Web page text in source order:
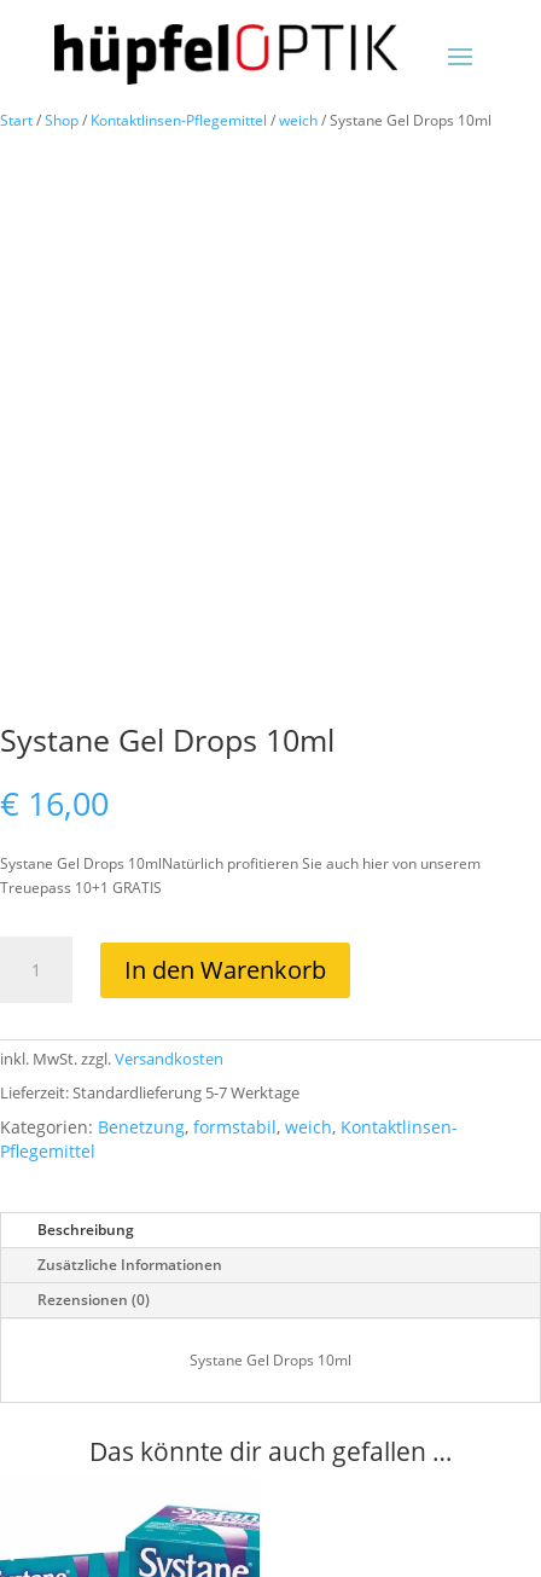
Start/Shop/ Kontaktlinsen-Pflegemittel /weich/ Systane Gel Drops 10ml
Systane Gel Drops 10ml
€ 16,00
Systane Gel Drops 10mlNatürlich profitieren Sie auch hier von unserem
Treuepass 10+1 GRATIS
Menge
In den Warenkorb
inkl. MwSt.zzgl.Versandkosten
Lieferzeit:Standardlieferung 5-7 Werktage
Kategorien: Benetzung, formstabil, weich, Kontaktlinsen-
Pflegemittel
Beschreibung
Zusätzliche Informationen
Rezensionen (0)
Systane Gel Drops 10ml
Das könnte dir auch gefallen …